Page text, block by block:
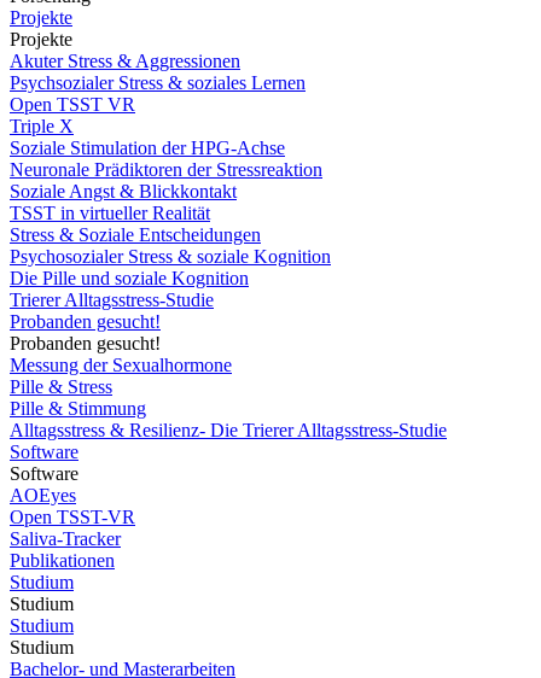
Projekte
Projekte
Akuter Stress & Aggressionen
Psychsozialer Stress & soziales Lernen
Open TSST VR
Triple X
Soziale Stimulation der HPG-Achse
Neuronale Prädiktoren der Stressreaktion
Soziale Angst & Blickkontakt
TSST in virtueller Realität
Stress & Soziale Entscheidungen
Psychosozialer Stress & soziale Kognition
Die Pille und soziale Kognition
Trierer Alltagsstress-Studie
Probanden gesucht!
Probanden gesucht!
Messung der Sexualhormone
Pille & Stress
Pille & Stimmung
Alltagsstress & Resilienz- Die Trierer Alltagsstress-Studie
Software
Software
AOEyes
Open TSST-VR
Saliva-Tracker
Publikationen
Studium
Studium
Studium
Studium
Bachelor- und Masterarbeiten